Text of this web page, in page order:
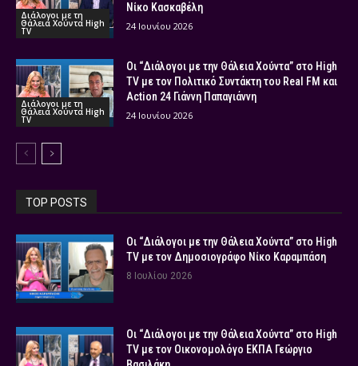
Διάλογοι με τη
Θάλεια Χούντα High
TV
Νίκο Κασκαβέλη
24 Ιουνίου 2026
Διάλογοι με τη
Θάλεια Χούντα High
TV
Οι “Διάλογοι με την Θάλεια Χούντα” στο High
TV με τον Πολιτικό Συντάκτη του Real FM και
Action 24 Γιάννη Παπαγιάννη
24 Ιουνίου 2026
TOP POSTS
Οι “Διάλογοι με την Θάλεια Χούντα” στο High
TV με τον Δημοσιογράφο Νίκο Καραμπάση
8 Ιουλίου 2026
Οι “Διάλογοι με την Θάλεια Χούντα” στο High
TV με τον Οικονομολόγο ΕΚΠΑ Γεώργιο